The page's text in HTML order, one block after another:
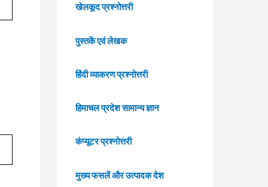
खेलकूद प्रश्नोत्तरी
पुस्तकें एवं लेखक
हिंदी व्याकरण प्रश्नोत्तरी
हिमाचल प्रदेश सामान्य ज्ञान
कंप्यूटर प्रश्नोत्तरी
मुख्य फसलें और उत्पादक देश